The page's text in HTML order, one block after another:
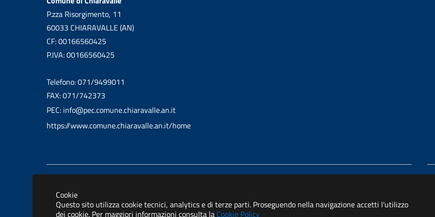
Cookie
Questo sito utilizza cookie tecnici, analytics e di terze parti. Proseguendo nella navigazione accetti l'utilizzo
dei cookie. Per maggiori informazioni consulta la Cookie Policy
P.zza Risorgimento, 11
60033 CHIARAVALLE (AN)
CF: 00166560425
P.IVA: 00166560425
Telefono: 071/9499011
FAX: 071/742373
PEC: info@pec.comune.chiaravalle.an.it
https://www.comune.chiaravalle.an.it/home